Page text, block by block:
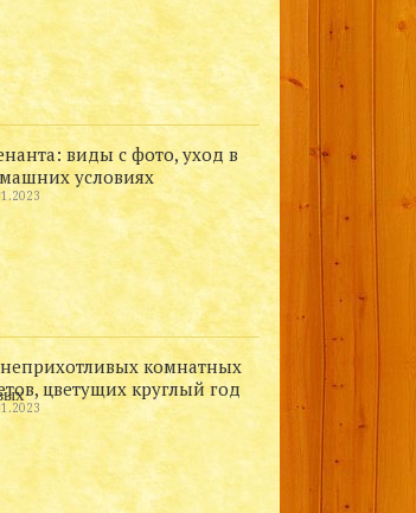
виды с фото, уход в
условиях
неприхотливых комнатных
цветущих круглый год